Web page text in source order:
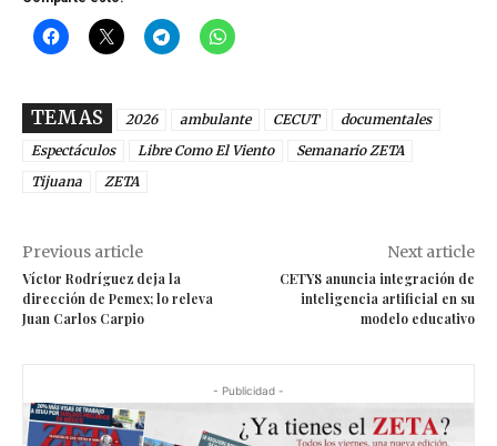
TEMAS 2026 ambulante CECUT
documentales
Espectáculos
Libre Como El Viento
Semanario ZETA
Tijuana
ZETA
Previous article
Víctor Rodríguez deja la
dirección de Pemex; lo releva
Juan Carlos Carpio
Next article
CETYS anuncia integración de
inteligencia artificial en su
modelo educativo
- Publicidad -